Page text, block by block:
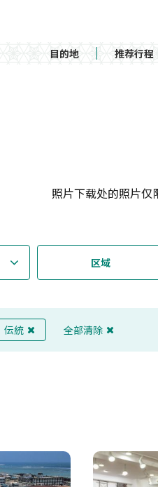
目的地 推荐行程
照片下载处的照片仅
区域
伝統 全部清除